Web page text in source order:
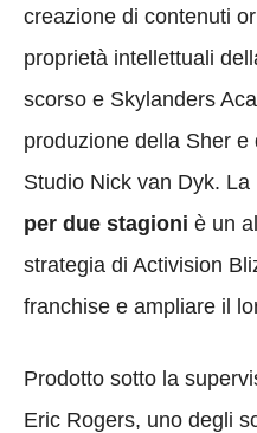
creazione di contenuti
proprietà intellettuali
scorso e Skylanders
produzione della Sher
Studio Nick van Dyk. La
per due stagioni è un
strategia di Activision
franchise e ampliare il
Prodotto sotto la
Eric Rogers, uno degli